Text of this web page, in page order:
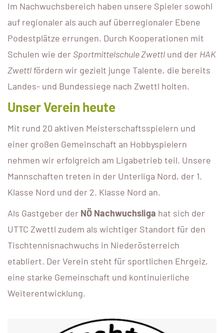
Im Nachwuchsbereich haben unsere Spieler sowohl
auf regionaler als auch auf überregionaler Ebene
Podestplätze errungen. Durch Kooperationen mit
Schulen wie der Sportmittelschule Zwettl und der HAK
Zwettlfördern wir gezielt junge Talente, die bereits
Landes- und Bundessiege nach Zwettl holten.
Unser Verein heute
Mit rund 20 aktiven Meisterschaftsspielern und
einer großen Gemeinschaft an Hobbyspielern
nehmen wir erfolgreich am Ligabetrieb teil. Unsere
Mannschaften treten in der Unterliga Nord, der 1.
Klasse Nord und der 2. Klasse Nord an.
Als Gastgeber der NÖ Nachwuchsliga hat sich der
UTTC Zwettl zudem als wichtiger Standort für den
Tischtennisnachwuchs in Niederösterreich
etabliert. Der Verein steht für sportlichen Ehrgeiz,
eine starke Gemeinschaft und kontinuierliche
Weiterentwicklung.